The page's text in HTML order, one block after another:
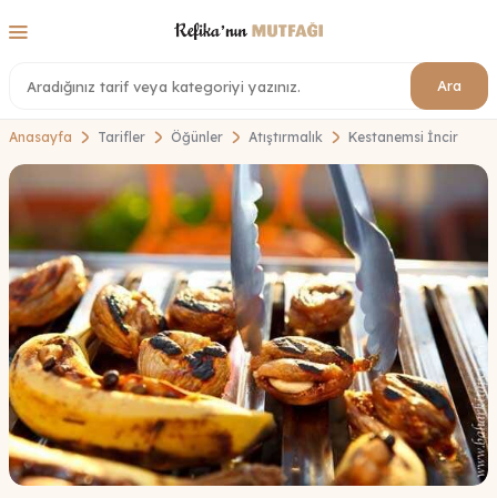
Ara
Anasayfa Tarifler Öğünler Atıştırmalık Kestanemsi İncir